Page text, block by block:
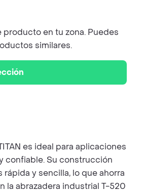
en tu zona. Puedes
similares.
es ideal para aplicaciones
confiable. Su construcción
y sencilla, lo que ahorra
la abrazadera industrial T-520